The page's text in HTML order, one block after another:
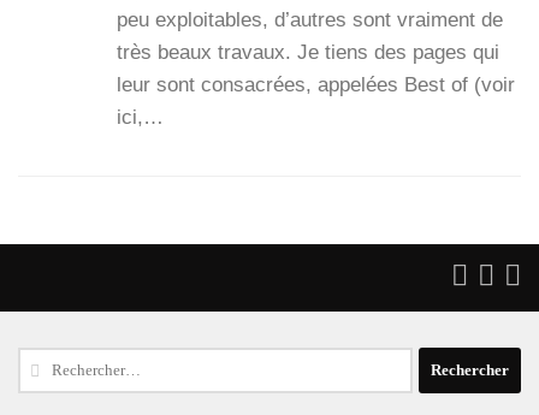
peu exploi­tables, d’autres sont vrai­ment de
très beaux tra­vaux. Je tiens des pages qui
leur sont consa­crées, appe­lées Best of (voir
ici,…
Rechercher :